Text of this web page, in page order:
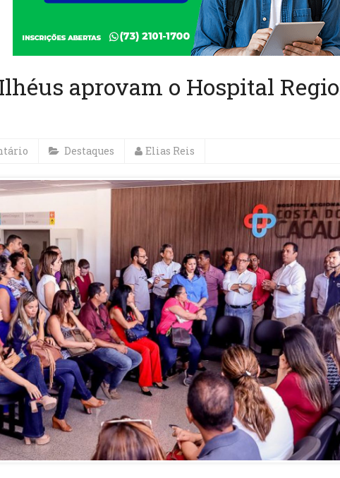
aprovam o Hospital
Destaques Elias Reis